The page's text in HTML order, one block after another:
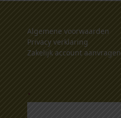
Algemene voorwaarden
Privacy verklaring
Zakelijk account aanvragen
.